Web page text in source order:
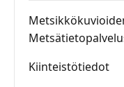
Kiinteistötiedot